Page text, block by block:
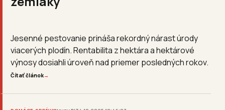
Jesenné pestovanie prináša rekordný nárast úrody
viacerých plodín. Rentabilita z hektára a hektárové
výnosy dosiahli úroveň nad priemer posledných rokov.
Čítať článok→